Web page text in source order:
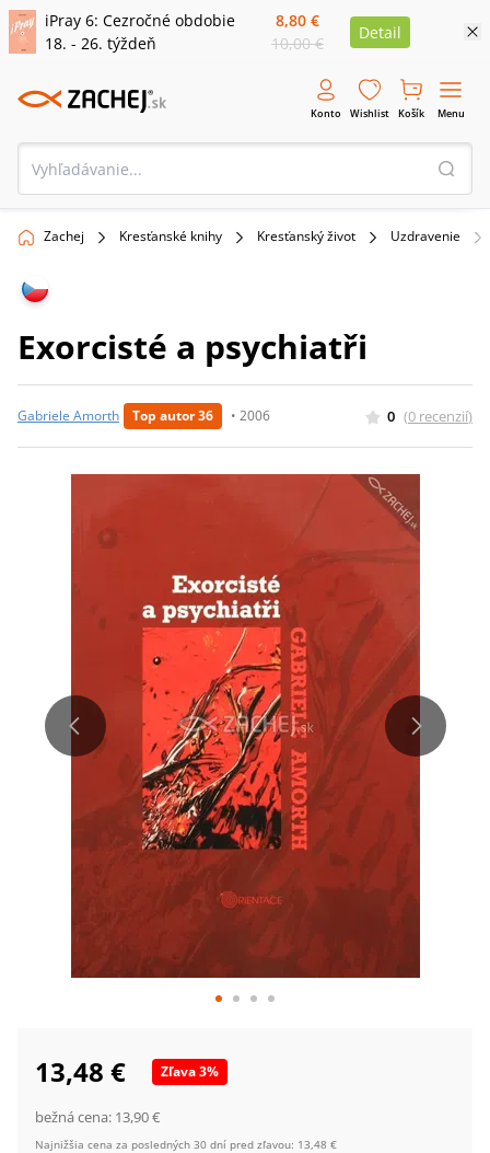
iPray 6: Cezročné obdobie
18. - 26. týždeň
8,80 €
10,00 €
Detail
Konto Wishlist Košík Menu
Zachej Kresťanské knihy Kresťanský život Uzdravenie
Exorcisté a psychiatři
Gabriele Amorth Top autor 36 • 2006 0 (0 recenzií)
13,48 € Zľava3%
bežná cena: 13,90 €
Najnižšia cena za posledných 30 dní pred zľavou: 13,48 €